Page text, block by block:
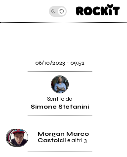
06/10/2023 - 09:52
Scritto da
Simone Stefanini
Morgan Marco
Castoldie altri 3